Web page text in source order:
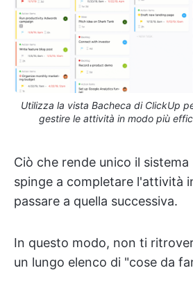
Utilizza la vista Bacheca di ClickUp
gestire le attività in modo più
Ciò che rende unico il
spinge a completare l'attività
passare a quella successiva.
In questo modo, non ti
un lungo elenco di "cose da